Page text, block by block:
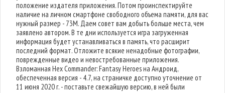
положение издателя приложения. Потом проинспектируйте
наличие на личном смартфоне свободного объема памяти, для вас
нужный размер - 73M. Даем совет вам добыть больше места, чем
заявлено автором. В те дни используется игра загруженная
информация будет устанавливаться в память, что расширит
последний формат. Отложите всякие ненадобные фотографии,
поврежденные видео и невостребованные приложения.
Взломанная Hex Commander: Fantasy Heroes на Андроид,
обеспеченная версия - 4.7, на страничке доступно уточнение от
11 июня 2020 г. - поставьте свежайшую версию, в ней были